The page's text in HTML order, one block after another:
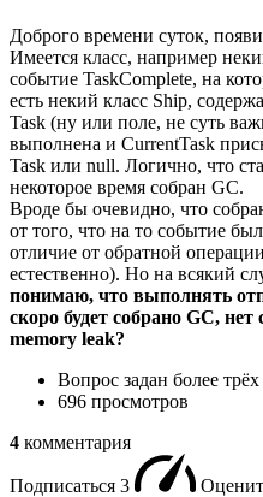
Доброго времени суток,
Имеется класс, например
событие TaskComplete, на
есть некий класс Ship,
Task (ну или поле, не суть
выполнена и CurrentTask
Task или null. Логично, что
некоторое время собран GC.
Вроде бы очевидно, что
от того, что на то событие
отличие от обратной
естественно). Но на всякий
понимаю, что выполнять
скоро будет собрано GC,
memory leak?
Вопрос задан более
696 просмотров
4 комментария
Подписаться 3